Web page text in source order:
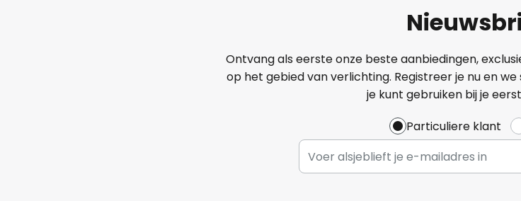
Ontvang als eerste onze beste aanbiedingen,
op het gebied van verlichting. Registreer je nu en we
je kunt gebruiken bij je
Particuliere klant